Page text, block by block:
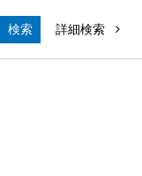
検索 詳細検索